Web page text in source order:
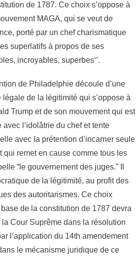
de 1787. Ce choix s’oppose à
MAGA, qui se veut de
porté par un chef charismatique
superlatifs à propos de ses
incroyables, superbes‘’.
de Philadelphie découle d’une
de la légitimité qui s’oppose à
Trump et de son mouvement qui est
avec l’idolâtrie du chef et tente
avec la prétention d’incarner seule
qui remet en cause comme tous les
“le gouvernement des juges.” Il
de la légitimité, au profit des
des autoritarismes. Ce choix
de la constitution de 1787 devra
Cour Suprême dans la résolution
l’application du 14th amendement
le mécanisme juridique de ce